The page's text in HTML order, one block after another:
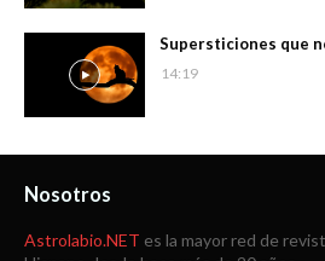
Supersticiones que
14:19
Nosotros
Astrolabio.NET es la mayor red de